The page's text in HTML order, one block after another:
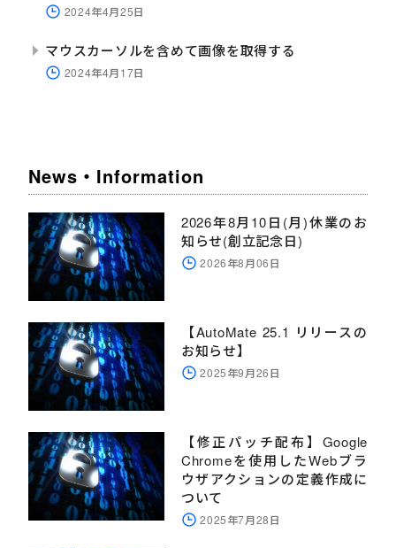
2024年4月25日
マウスカーソルを含めて画像を取得する
2024年4月17日
News・Information
2026年8月10日(月)休業のお
知らせ(創立記念日)
2026年8月06日
【AutoMate 25.1 リリースの
お知らせ】
2025年9月26日
【修正パッチ配布】Google
Chromeを使用したWebブラ
ウザアクションの定義作成に
ついて
2025年7月28日